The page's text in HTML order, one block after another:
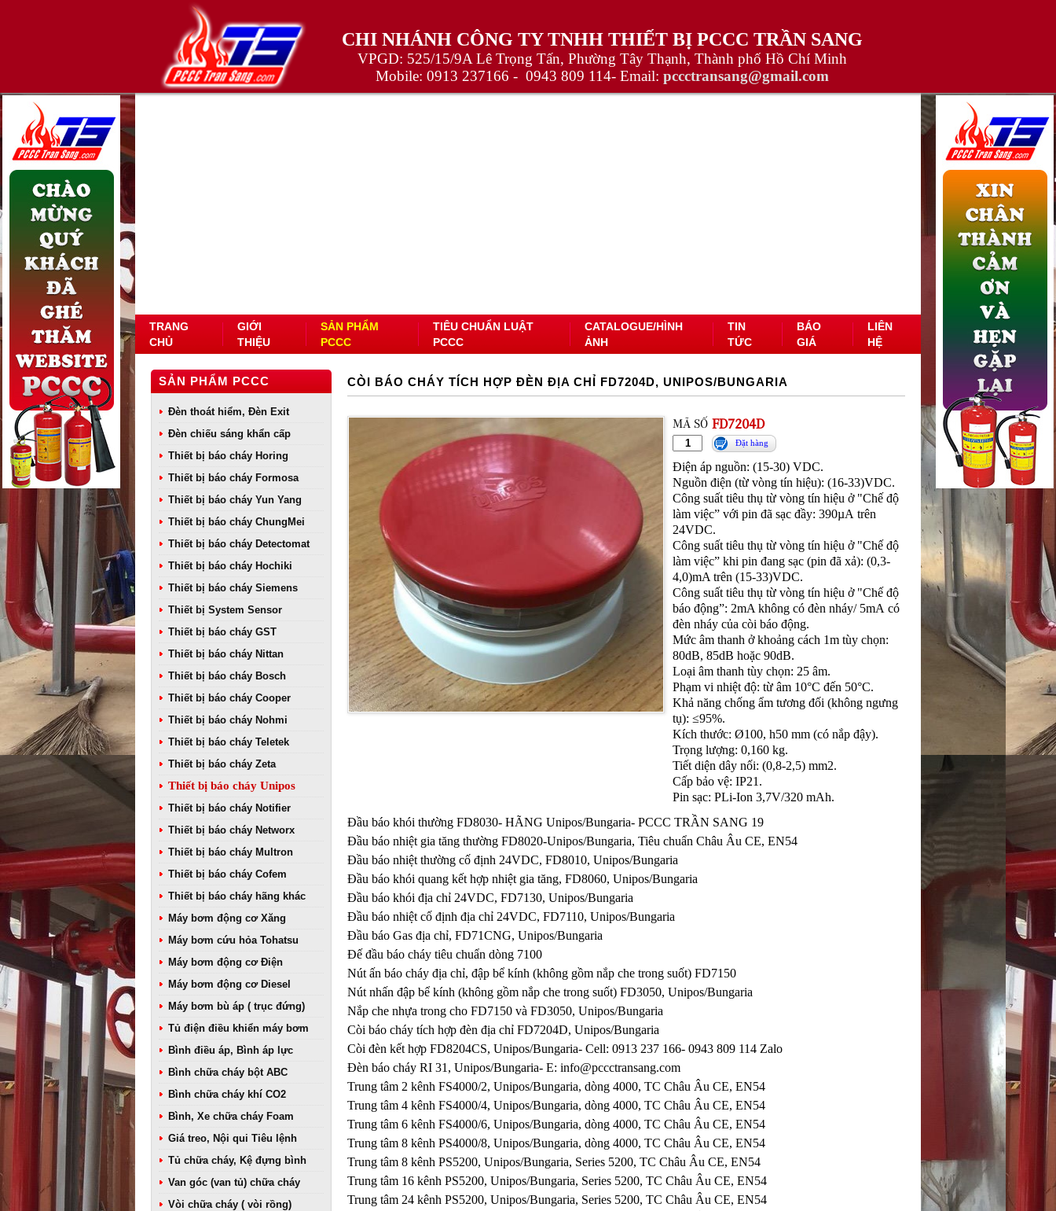
CHI NHÁNH CÔNG TY TNHH THIẾT BỊ PCCC TRẦN SANG
VPGD: 525/15/9A Lê Trọng Tấn, Phường Tây Thạnh, Thành phố Hồ Chí Minh
Mobile: 0913 237166 - 0943 809 114- Email: pccctransang@gmail.com
TRANG
CHỦ
GIỚI
THIỆU
SẢN PHẨM
PCCC
TIÊU CHUẨN LUẬT
PCCC
CATALOGUE/HÌNH
ẢNH
TIN
TỨC
BÁO
GIÁ
LIÊN
HỆ
SẢN PHẨM PCCC
Đèn thoát hiểm, Đèn Exit
Đèn chiếu sáng khẩn cấp
Thiết bị báo cháy Horing
Thiết bị báo cháy Formosa
Thiết bị báo cháy Yun Yang
Thiết bị báo cháy ChungMei
Thiết bị báo cháy Detectomat
Thiết bị báo cháy Hochiki
Thiết bị báo cháy Siemens
Thiết bị System Sensor
Thiết bị báo cháy GST
Thiết bị báo cháy Nittan
Thiết bị báo cháy Bosch
Thiết bị báo cháy Cooper
Thiết bị báo cháy Nohmi
Thiết bị báo cháy Teletek
Thiết bị báo cháy Zeta
Thiết bị báo cháy Unipos
Thiết bị báo cháy Notifier
Thiết bị báo cháy Networx
Thiết bị báo cháy Multron
Thiết bị báo cháy Cofem
Thiết bị báo cháy hãng khác
Máy bơm động cơ Xăng
Máy bơm cứu hỏa Tohatsu
Máy bơm động cơ Điện
Máy bơm động cơ Diesel
Máy bơm bù áp ( trục đứng)
Tủ điện điều khiển máy bơm
Bình điều áp, Bình áp lực
Bình chữa cháy bột ABC
Bình chữa cháy khí CO2
Bình, Xe chữa cháy Foam
Giá treo, Nội qui Tiêu lệnh
Tủ chữa cháy, Kệ đựng bình
Van góc (van tủ) chữa cháy
Vòi chữa cháy ( vòi rồng)
CÒI BÁO CHÁY TÍCH HỢP ĐÈN ĐỊA CHỈ FD7204D, UNIPOS/BUNGARIA
MÃ SỐ FD7204D
Đặt hàng
Điện áp nguồn: (15-30) VDC.
Nguồn điện (từ vòng tín hiệu): (16-33)VDC.
Công suất tiêu thụ từ vòng tín hiệu ở "Chế độ
làm việc” với pin đã sạc đầy: 390µА trên
24VDC.
Công suất tiêu thụ từ vòng tín hiệu ở "Chế độ
làm việc” khi pin đang sạc (pin đã xả): (0,3-
4,0)mA trên (15-33)VDC.
Công suất tiêu thụ từ vòng tín hiệu ở "Chế độ
báo động”: 2mA không có đèn nháy/ 5mА có
đèn nháy của còi báo động.
Mức âm thanh ở khoảng cách 1m tùy chọn:
80dB, 85dB hoặc 90dB.
Loại âm thanh tùy chọn: 25 âm.
Phạm vi nhiệt độ: từ âm 10°С đến 50°С.
Khả năng chống ẩm tương đối (không ngưng
tụ): ≤95%.
Kích thước: Ø100, h50 mm (có nắp đậy).
Trọng lượng: 0,160 kg.
Tiết diện dây nối: (0,8-2,5) mm2.
Cấp bảo vệ: IP21.
Pin sạc: PLi-Ion 3,7V/320 mAh.
Đầu báo khói thường FD8030- HÃNG Unipos/Bungaria- PCCC TRẦN SANG 19
Đầu báo nhiệt gia tăng thường FD8020-Unipos/Bungaria, Tiêu chuẩn Châu Âu CE, EN54
Đầu báo nhiệt thường cố định 24VDC, FD8010, Unipos/Bungaria
Đầu báo khói quang kết hợp nhiệt gia tăng, FD8060, Unipos/Bungaria
Đầu báo khói địa chỉ 24VDC, FD7130, Unipos/Bungaria
Đầu báo nhiệt cố định địa chỉ 24VDC, FD7110, Unipos/Bungaria
Đầu báo Gas địa chỉ, FD71CNG, Unipos/Bungaria
Đế đầu báo cháy tiêu chuẩn dòng 7100
Nút ấn báo cháy địa chỉ, đập bể kính (không gồm nắp che trong suốt) FD7150
Nút nhấn đập bể kính (không gồm nắp che trong suốt) FD3050, Unipos/Bungaria
Nắp che nhựa trong cho FD7150 và FD3050, Unipos/Bungaria
Còi báo cháy tích hợp đèn địa chỉ FD7204D, Unipos/Bungaria
Còi đèn kết hợp FD8204CS, Unipos/Bungaria- Cell: 0913 237 166- 0943 809 114 Zalo
Đèn báo cháy RI 31, Unipos/Bungaria- E: info@pccctransang.com
Trung tâm 2 kênh FS4000/2, Unipos/Bungaria, dòng 4000, TC Châu Âu CE, EN54
Trung tâm 4 kênh FS4000/4, Unipos/Bungaria, dòng 4000, TC Châu Âu CE, EN54
Trung tâm 6 kênh FS4000/6, Unipos/Bungaria, dòng 4000, TC Châu Âu CE, EN54
Trung tâm 8 kênh PS4000/8, Unipos/Bungaria, dòng 4000, TC Châu Âu CE, EN54
Trung tâm 8 kênh PS5200, Unipos/Bungaria, Series 5200, TC Châu Âu CE, EN54
Trung tâm 16 kênh PS5200, Unipos/Bungaria, Series 5200, TC Châu Âu CE, EN54
Trung tâm 24 kênh PS5200, Unipos/Bungaria, Series 5200, TC Châu Âu CE, EN54